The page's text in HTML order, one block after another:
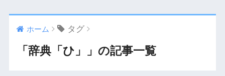
ホーム タグ
「辞典「ひ」」の記事一覧